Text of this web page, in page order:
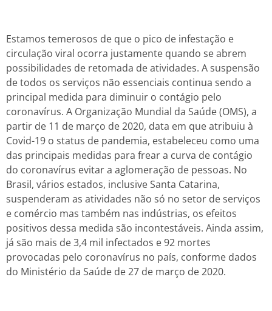
Estamos temerosos de que o pico de infestação e
circulação viral ocorra justamente quando se abrem
possibilidades de retomada de atividades. A suspensão
de todos os serviços não essenciais continua sendo a
principal medida para diminuir o contágio pelo
coronavírus. A Organização Mundial da Saúde (OMS), a
partir de 11 de março de 2020, data em que atribuiu à
Covid-19 o status de pandemia, estabeleceu como uma
das principais medidas para frear a curva de contágio
do coronavírus evitar a aglomeração de pessoas. No
Brasil, vários estados, inclusive Santa Catarina,
suspenderam as atividades não só no setor de serviços
e comércio mas também nas indústrias, os efeitos
positivos dessa medida são incontestáveis. Ainda assim,
já são mais de 3,4 mil infectados e 92 mortes
provocadas pelo coronavírus no país, conforme dados
do Ministério da Saúde de 27 de março de 2020.